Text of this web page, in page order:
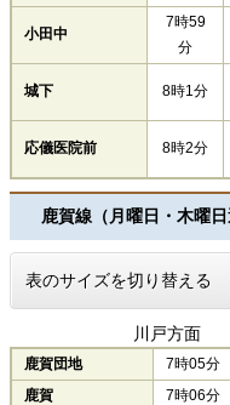
小田中
7時59
分
城下 8時1分
応儀医院前 8時2分
鹿賀線（月曜日・木曜日
表のサイズを切り替える
川戸方面
鹿賀団地 7時05分
鹿賀
7時06分